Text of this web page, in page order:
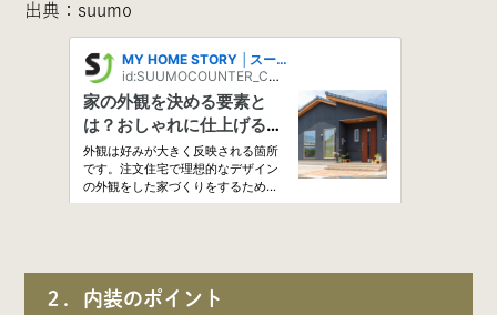
出典：suumo
２．内装のポイント